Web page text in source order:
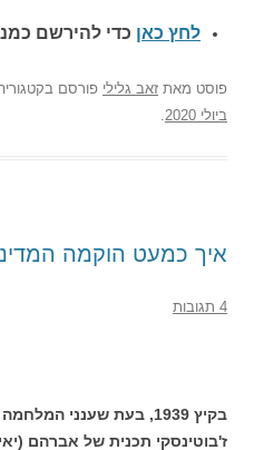
לחץ כאן כדי להירשם כ
פוסט מאת זאב גלילי פורסם
ביולי 2020
.
איך כמעט הוקמה המדינה
4 תגובות
– מאת בני
בקיץ 1939, בעת שענני
ז'בוטינסקי תכנית של אברהם